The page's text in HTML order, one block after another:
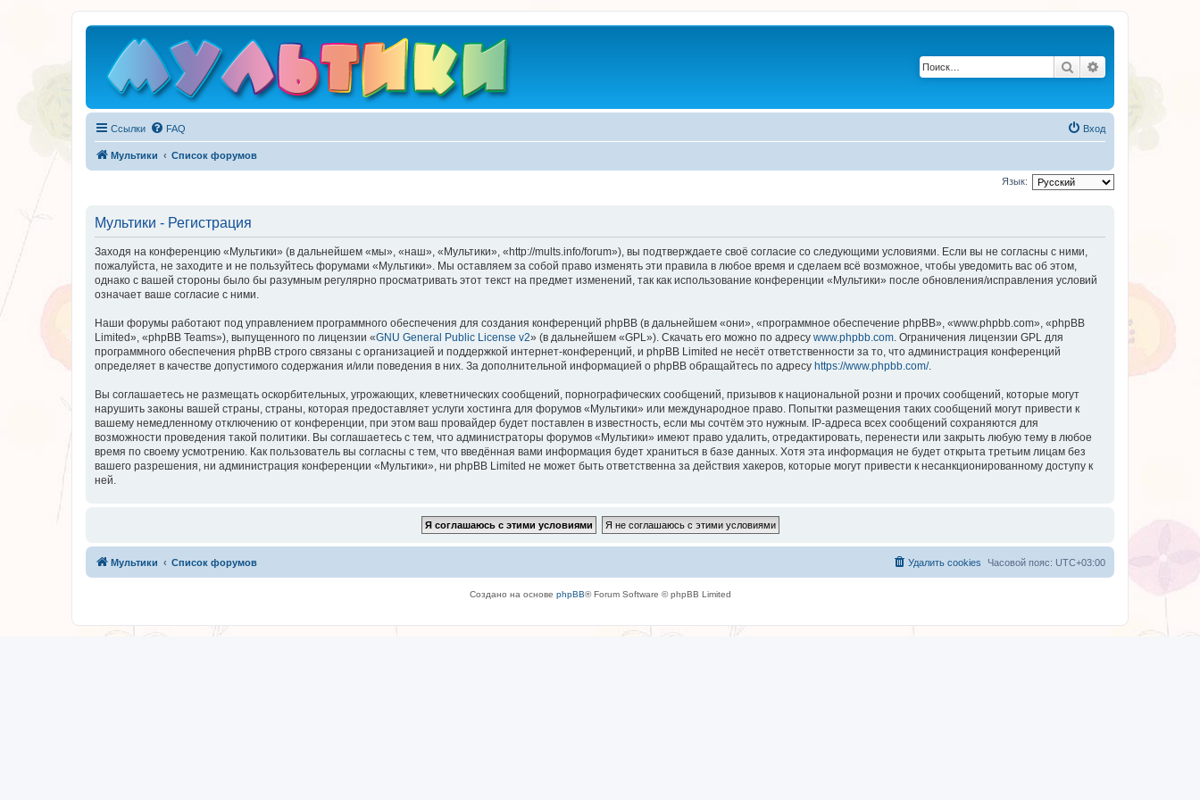
Поиск
Ссылки FAQ Вход
Мультики Список форумов
Язык:
Мультики - Регистрация
Заходя на конференцию «Мультики» (в дальнейшем «мы», «наш», «Мультики», «http://mults.info/forum»), вы подтверждаете своё согласие со следующими условиями. Если вы не согласны с ними,
пожалуйста, не заходите и не пользуйтесь форумами «Мультики». Мы оставляем за собой право изменять эти правила в любое время и сделаем всё возможное, чтобы уведомить вас об этом,
однако с вашей стороны было бы разумным регулярно просматривать этот текст на предмет изменений, так как использование конференции «Мультики» после обновления/исправления условий
означает ваше согласие с ними.
Наши форумы работают под управлением программного обеспечения для создания конференций phpBB (в дальнейшем «они», «программное обеспечение phpBB», «www.phpbb.com», «phpBB
Limited», «phpBB Teams»), выпущенного по лицензии «GNU General Public License v2» (в дальнейшем «GPL»). Скачать его можно по адресу www.phpbb.com . Ограничения лицензии GPL для
программного обеспечения phpBB строго связаны с организацией и поддержкой интернет-конференций, и phpBB Limited не несёт ответственности за то, что администрация конференций
определяет в качестве допустимого содержания и/или поведения в них. За дополнительной информацией о phpBB обращайтесь по адресу https://www.phpbb.com/.
Вы соглашаетесь не размещать оскорбительных, угрожающих, клеветнических сообщений, порнографических сообщений, призывов к национальной розни и прочих сообщений, которые могут
нарушить законы вашей страны, страны, которая предоставляет услуги хостинга для форумов «Мультики» или международное право. Попытки размещения таких сообщений могут привести к
вашему немедленному отключению от конференции, при этом ваш провайдер будет поставлен в известность, если мы сочтём это нужным. IP-адреса всех сообщений сохраняются для
возможности проведения такой политики. Вы соглашаетесь с тем, что администраторы форумов «Мультики» имеют право удалить, отредактировать, перенести или закрыть любую тему в любое
время по своему усмотрению. Как пользователь вы согласны с тем, что введённая вами информация будет храниться в базе данных. Хотя эта информация не будет открыта третьим лицам без
вашего разрешения, ни администрация конференции «Мультики», ни phpBB Limited не может быть ответственна за действия хакеров, которые могут привести к несанкционированному доступу к
ней.
Мультики Список форумов Часовой пояс: UTC+03:00
Удалить cookies
Создано на основе phpBB® Forum Software © phpBB Limited